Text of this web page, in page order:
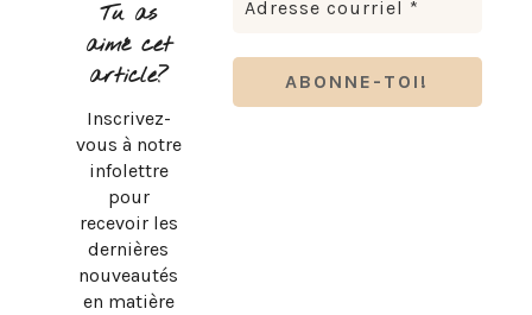
Tu as
aimé cet
article?
Inscrivez-
vous à notre
infolettre
pour
recevoir les
dernières
nouveautés
en matière